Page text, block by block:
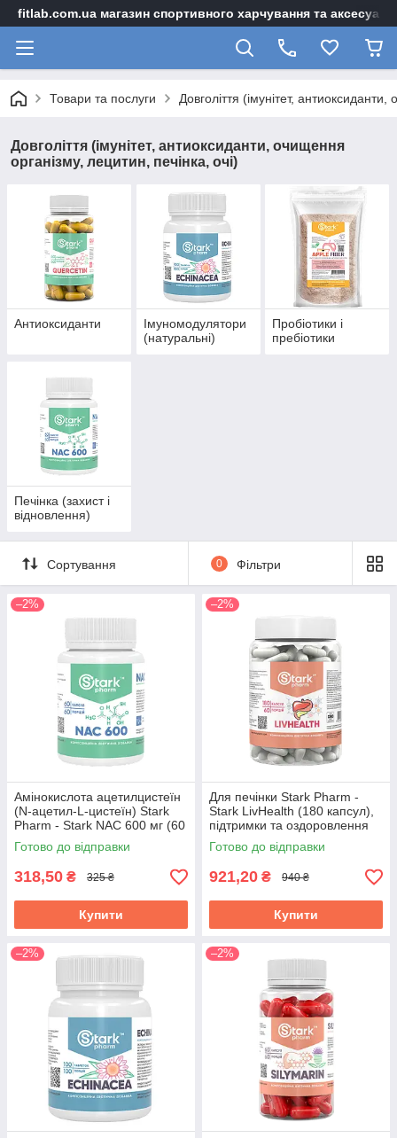
fitlab.com.ua магазин спортивного харчування та
Товари та послуги Довголіття (імунітет,
Довголіття (імунітет, антиоксиданти, очищення
організму, лецитин, печінка, очі)
Антиоксиданти
Імуномодулятори
(натуральні)
Пробіотики і
пребіотики
Печінка (захист і
відновлення)
Сортування 0 Фільтри
–2%
Амінокислота ацетилцистеїн
(N-ацетил-L-цистеїн) Stark
Pharm - Stark NAC 600 мг (60
капсул), антиоксиданта
підтримка
Готово до відправки
318,50 ₴ 325 ₴
Купити
–2%
Для печінки Stark Pharm -
Stark LivHealth (180 капсул),
підтримки та оздоровлення
Готово до відправки
921,20 ₴ 940 ₴
Купити
–2% –2%